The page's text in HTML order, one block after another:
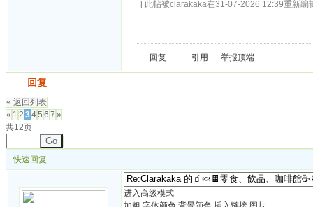
[ 此帖被clarakaka在31-07-2026 12:39重新编
回复 引用 举报顶端
回复
« 返回列表
« 1 2 345 6 7 »
共12页
Go
快速回复
进入高级模式